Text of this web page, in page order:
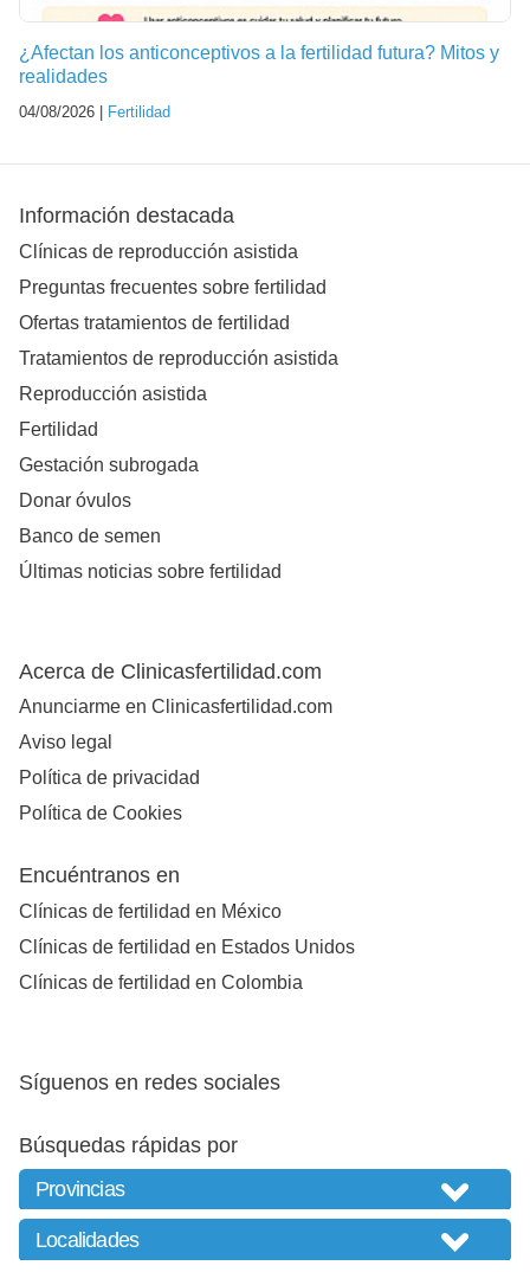
¿Afectan los anticonceptivos a la fertilidad futura? Mitos y
realidades
04/08/2026 | Fertilidad
Información destacada
Clínicas de reproducción asistida
Preguntas frecuentes sobre fertilidad
Ofertas tratamientos de fertilidad
Tratamientos de reproducción asistida
Reproducción asistida
Fertilidad
Gestación subrogada
Donar óvulos
Banco de semen
Últimas noticias sobre fertilidad
Acerca de Clinicasfertilidad.com
Anunciarme en Clinicasfertilidad.com
Aviso legal
Política de privacidad
Política de Cookies
Encuéntranos en
Clínicas de fertilidad en México
Clínicas de fertilidad en Estados Unidos
Clínicas de fertilidad en Colombia
Síguenos en redes sociales
Búsquedas rápidas por